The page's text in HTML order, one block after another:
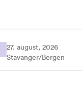
27. august, 2026
Stavanger/Bergen